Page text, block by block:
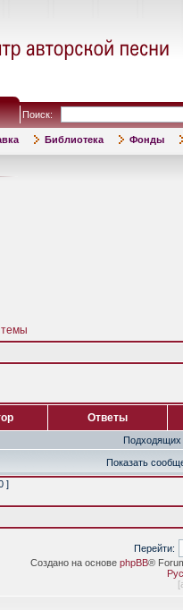
Поиск:
Библиотека Фонды
Ответы
Подходящих
Показать
]
Перейти:
Создано на основе phpBB®
[